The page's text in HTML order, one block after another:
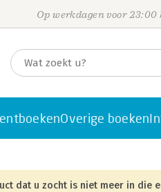
Op werkdagen voor
Overige boeken
dat u zocht is niet meer in